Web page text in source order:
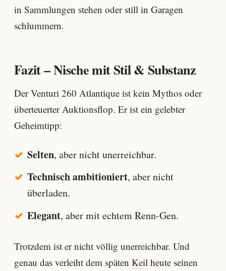
in Sammlungen stehen oder still in Garagen
schlummern.
Fazit – Nische mit Stil & Substanz
Der Venturi 260 Atlantique ist kein Mythos oder
überteuerter Auktionsflop. Er ist ein gelebter
Geheimtipp:
Selten, aber nicht unerreichbar.
Technisch ambitioniert, aber nicht
überladen.
Elegant, aber mit echtem Renn-Gen.
Trotzdem ist er nicht völlig unerreichbar. Und
genau das verleiht dem späten Keil heute seinen